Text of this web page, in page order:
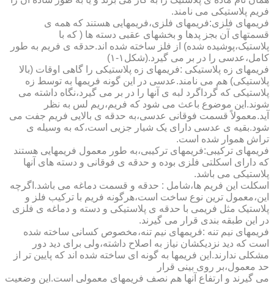
فریم پلاستیکی می نامند.
فریمهای فلزی:فریمهای فلزی،فریمهایی هستند که همه ی
قسمتهای آن بجز پدها و بخشهای عقبی دسته ها ( که با
پلاستیک،پوشیده شده) از فلز ساخته شده اند.حدقه ی فریم به طور
کامل،عدسی را در بر می گیرد.(شکل۱-۱)
فریمهای زه پلاستیکی :فریمهای زه پلاستیکی را گاهی اوقات (بالا
پلاستیکی) هم می نامند.عدسی در این گونه فریمها به توسط زه
پلاستیکی که گرداگرد لبه ی آنها را در بر می گیرد،نگاه داشته می
شوند.این موضوع باعث می شود که فریم،ریم لس به نظر
آید.معمولاً قسمت فوقانی عدسی،به حدقه ی بالایی فریم جفت می
شود.بقیه ی عدسی دارای یک شیار جزیی است،که به وسیله ی
تراش هموار شده است.
فریمهای ترکیبی:فریمهای ترکیبی،به طور معمول فریمهایی هستند
که دارای اسکلتی فلزی بوده و حدقه ی فوقانی و دسته های آنها
پلاستیکی می باشد.
اسکلت این فریم ها،شامل : حدقه و قسمت دماغه می باشد.اگرچه
این،معمول ترین نوع ساخت است،هرگونه فریم با ترکیب فلز و
پلاستیک مثل فریمی با حدقه ی پلاستیکی و دسته و دماغه ی فلزی
در این طبقه بندی قرار می گیرند.
فریمهای نیم تنه :فریمهای نیم تنه،مخصوص کسانی ساخته شده
است که دید نزدیکشان نیاز به اصلاح داشته،ولی برای دید دور
مشکلی ندارند.این فریمها به گونه ای ساخته شده اند که پایین تر از
حد معمول،بر روی بینی قرار
می گیرند و ارتفاع آنها هم نصف فریمهای معمولی است.این وضعیت